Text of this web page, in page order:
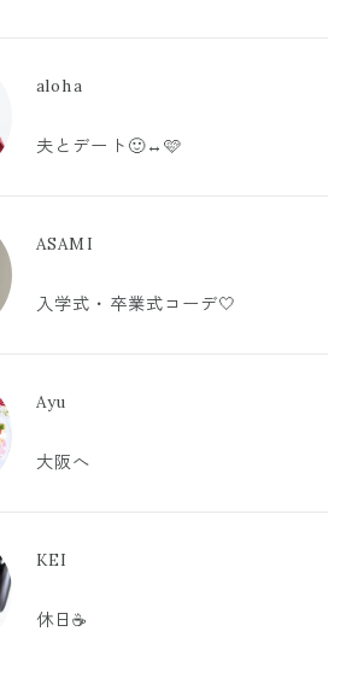
aloha
夫とデート🙂‍↔️🩷
ASAMI
入学式・卒業式コーデ🤍
Ayu
大阪へ
KEI
休日☕️